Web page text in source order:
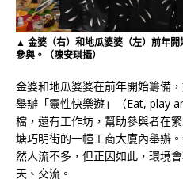
▲ 金婆（右）和地瓜婆婆（左）前年
參與。（陳安琪攝）
金婆和地瓜婆婆在前年開始籌備
舉辦「靈性快樂遊」（Eat, play
檔，還有工作坊，幫助參與者在
塘巧明街的一幢工商大廈內舉辦
然人流不多，但正因如此，環境
天、交流。